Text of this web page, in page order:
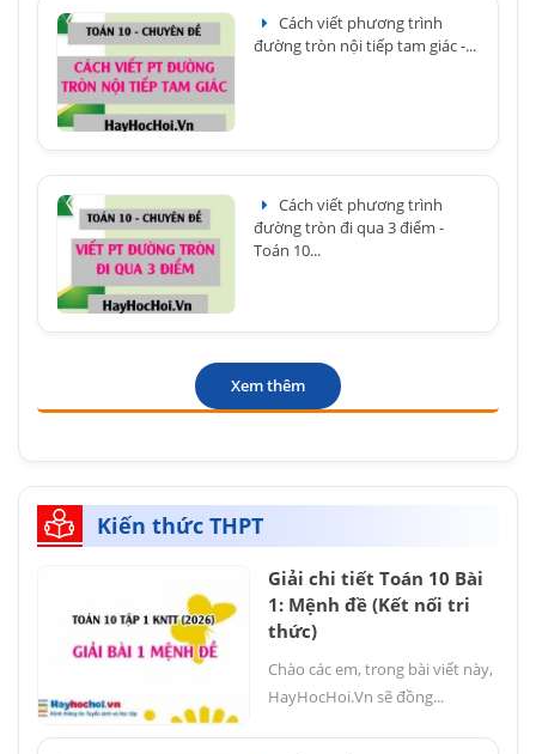
Cách viết phương trình
đường tròn nội tiếp tam giác -...
Cách viết phương trình
đường tròn đi qua 3 điểm -
Toán 10...
Xem thêm
Kiến thức THPT
Giải chi tiết Toán 10 Bài
1: Mệnh đề (Kết nối tri
thức)
Chào các em, trong bài viết này,
HayHocHoi.Vn sẽ đồng...